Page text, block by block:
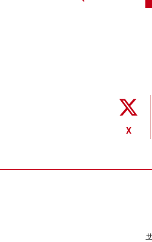
X